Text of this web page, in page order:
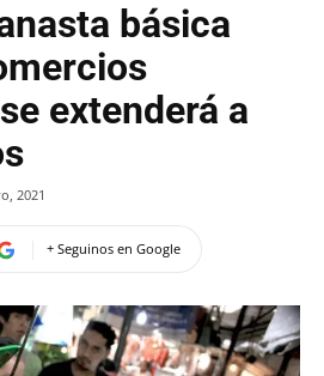
básica
extenderá a
2021
+ Seguinos en Google